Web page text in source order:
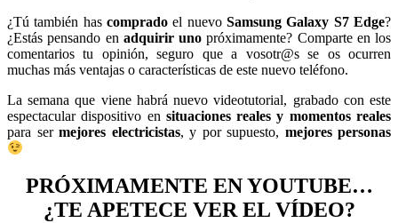
¿Tú también has comprado el nuevo Samsung Galaxy S7 Edge?
¿Estás pensando en adquirir uno próximamente? Comparte en los
comentarios tu opinión, seguro que a vosotr@s se os ocurren
muchas más ventajas o características de este nuevo teléfono.
La semana que viene habrá nuevo videotutorial, grabado con este
espectacular dispositivo en situaciones reales y momentos reales
para ser mejores electricistas, y por supuesto, mejores personas
PRÓXIMAMENTE EN YOUTUBE…
¿TE APETECE VER EL VÍDEO?